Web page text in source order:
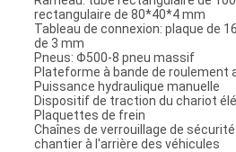
rectangulaire de 80*40*4 mm
Tableau de connexion: plaque de
de 3 mm
Pneus: Φ500-8 pneu massif
Plateforme à bande de roulement
Puissance hydraulique manuelle
Dispositif de traction du chariot
Plaquettes de frein
Chaînes de verrouillage de
chantier à l'arrière des véhicules